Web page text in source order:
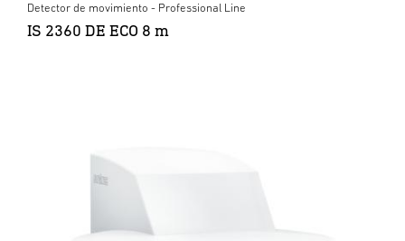
Detector de movimiento - Professional Line
IS 2360 DE ECO 8 m